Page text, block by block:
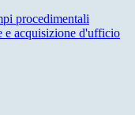
procedimentali
e acquisizione d'ufficio